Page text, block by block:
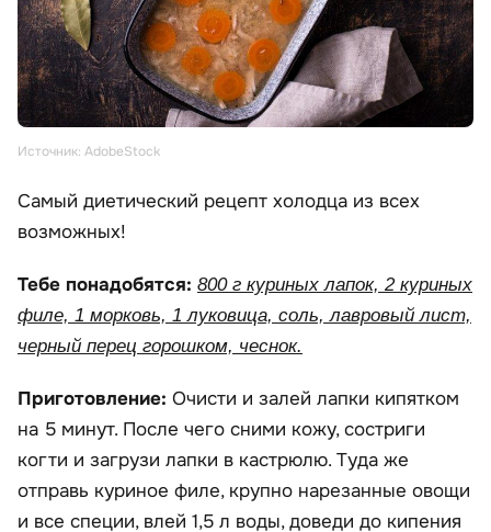
Источник: AdobeStock
Самый диетический рецепт холодца из всех
возможных!
Тебе понадобятся: 800 г куриных лапок, 2 куриных
филе, 1 морковь, 1 луковица, соль, лавровый лист,
черный перец горошком, чеснок.
Приготовление: Очисти и залей лапки кипятком
на 5 минут. После чего сними кожу, состриги
когти и загрузи лапки в кастрюлю. Туда же
отправь куриное филе, крупно нарезанные овощи
и все специи, влей 1,5 л воды, доведи до кипения